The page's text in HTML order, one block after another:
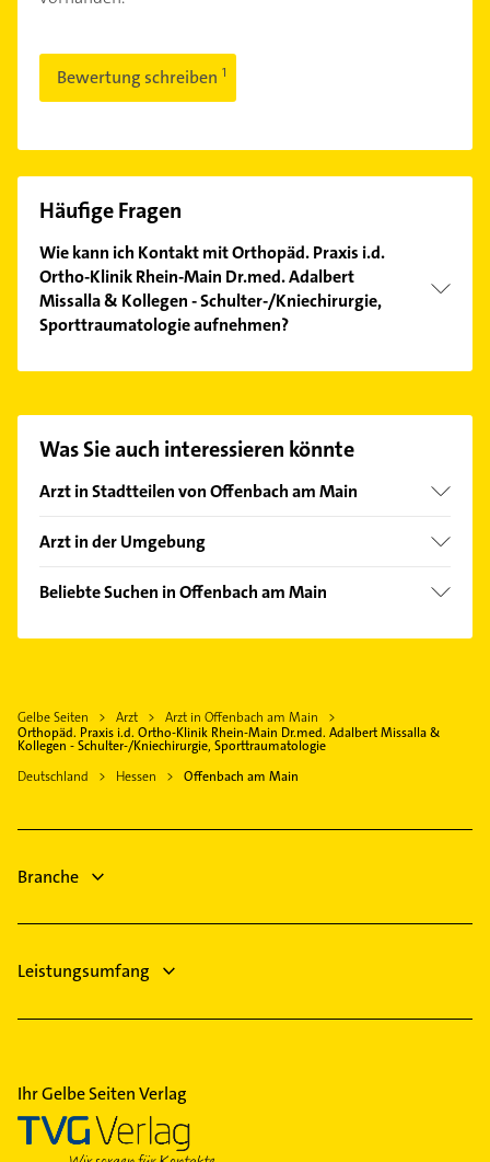
Bewertung schreiben
Häufige Fragen
Wie kann ich Kontakt mit Orthopäd. Praxis i.d.
Ortho-Klinik Rhein-Main Dr.med. Adalbert
Missalla & Kollegen - Schulter-/Kniechirurgie,
Sporttraumatologie aufnehmen?
passenden Kontaktmöglichkeiten wie Adresse oder
Mail in unserem Kontaktdaten-Bereich auswählen.
Hier finden Sie alle Kontaktdaten.
Was Sie auch interessieren könnte
Arzt in Stadtteilen von Offenbach am Main
Bürgel
Kaiserlei
Arzt in der Umgebung
Frankfurt am Main
Maintal
Dietzenbach
Bad Homburg v. d. Höhe
Beliebte Suchen in Offenbach am Main
Rechtsanwalt
Fensterbauer
Fenster
Kammerjäger
Gelbe Seiten Arzt
Arzt in Offenbach am Main
Orthopäd. Praxis i.d. Ortho-Klinik Rhein-Main Dr.med. Adalbert Missalla &
Kollegen - Schulter-/Kniechirurgie, Sporttraumatologie
Deutschland
Hessen Offenbach am Main
Branche
Leistungsumfang
Ihr Gelbe Seiten Verlag